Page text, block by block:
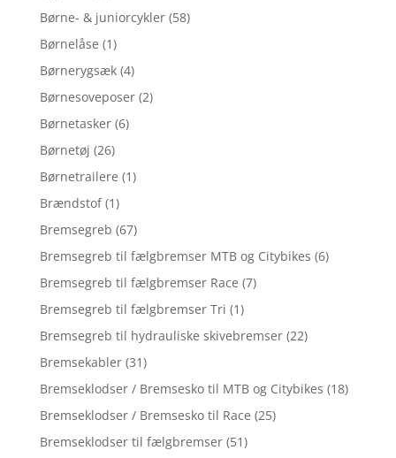
Børne- & juniorcykler (58)
Børnelåse (1)
Børnerygsæk (4)
Børnesoveposer (2)
Børnetasker (6)
Børnetøj (26)
Børnetrailere (1)
Brændstof (1)
Bremsegreb (67)
Bremsegreb til fælgbremser MTB og Citybikes (6)
Bremsegreb til fælgbremser Race (7)
Bremsegreb til fælgbremser Tri (1)
Bremsegreb til hydrauliske skivebremser (22)
Bremsekabler (31)
Bremseklodser / Bremsesko til MTB og Citybikes (18)
Bremseklodser / Bremsesko til Race (25)
Bremseklodser til fælgbremser (51)